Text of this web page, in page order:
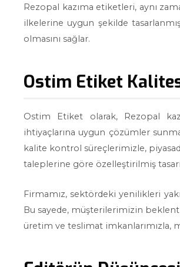
Rezopal kazıma etiketleri, aynı
ilkelerine uygun şekilde
olmasını sağlar.
Ostim Etiket
Ostim Etiket olarak, Rezopal
ihtiyaçlarına uygun çözümler
kalite kontrol süreçlerimizle,
taleplerine göre özelleştirilmiş
Firmamız, sektördeki yenilikleri
Bu sayede, müşterilerimizin
üretim ve teslimat imkanlarımızla,